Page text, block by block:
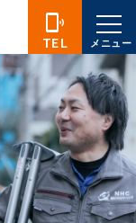
phonelink_ring
TEL メニュー